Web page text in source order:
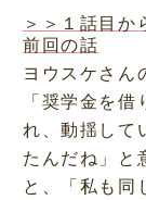
＞＞１話目か
前回の話
ヨウスケさん
「奨学金を
れ、動揺して
たんだね」と
と、「私も同